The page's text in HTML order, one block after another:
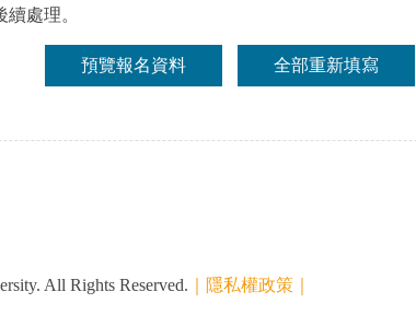
處理。
預覽報名資料 全部重新填寫
All Rights Reserved. ｜隱私權政策｜